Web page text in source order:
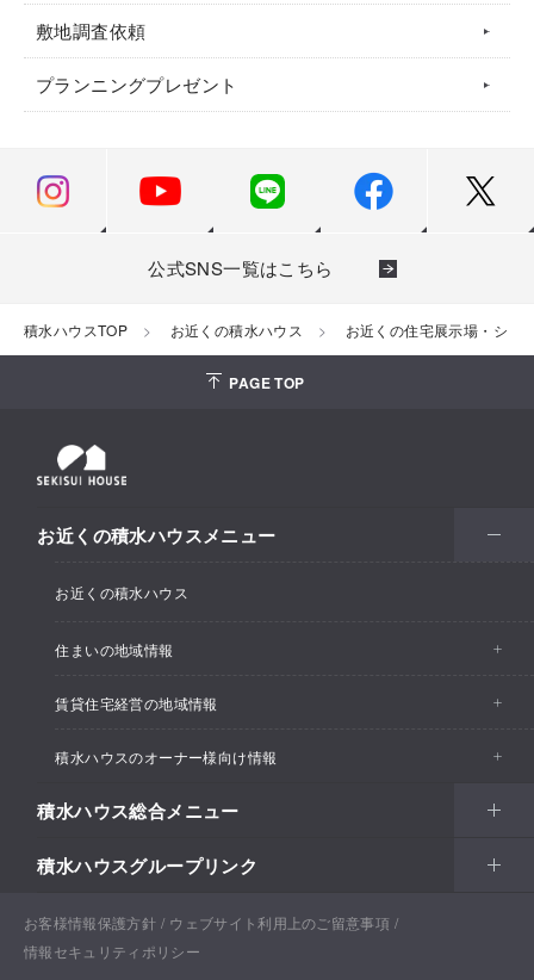
敷地調査依頼
プランニングプレゼント
公式SNS一覧はこちら
積水ハウスTOP お近くの積水ハウス お近くの住宅展示場・ショ
PAGE TOP
お近くの積水ハウスメニュー
お近くの積水ハウス
住まいの地域情報
イベント情報
住宅展示場・ショールーム情報
分譲住宅・土地
戸建住宅
賃貸住宅経営の地域情報
イベント情報
支店・事業所情報
賃貸住宅経営（シャーメゾン）
土地活用
積水ハウスのオーナー様向け情報
カスタマーズセンター
リフォーム
Netオーナーズクラブ
積水ハウス総合メニュー
住まい
戸建住宅
土地活用
積水ハウスグループリンク
積水ハウス ノイエ株式会社
お客様情報保護方針
ウェブサイト利用上のご留意事項
情報セキュリティポリシー